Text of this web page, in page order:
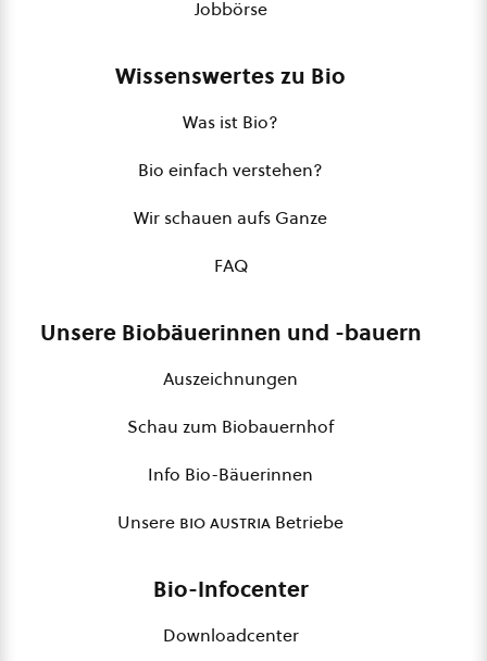
Jobbörse
Wissenswertes zu Bio
Was ist Bio?
Bio einfach verstehen?
Wir schauen aufs Ganze
FAQ
Unsere Biobäuerinnen und -bauern
Auszeichnungen
Schau zum Biobauernhof
Info Bio-Bäuerinnen
Unsere bio austria Betriebe
Bio-Infocenter
Downloadcenter